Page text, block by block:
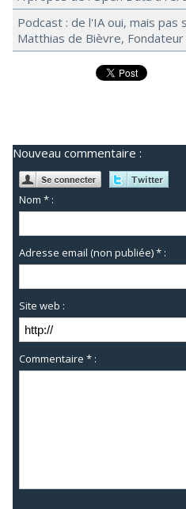
Podcast : de l'IA oui, mais pas
Matthias de Bièvre, Fondateur
Nouveau commentaire :
Nom * :
Adresse email (non publiée) * :
Site web :
Commentaire * :